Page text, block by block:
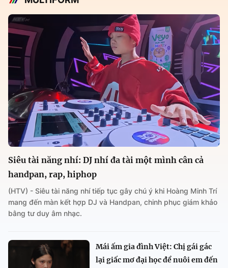
Siêu tài năng nhí: DJ nhí đa tài một mình cân cả
handpan, rap, hiphop
(HTV) - Siêu tài năng nhí tiếp tục gây chú ý khi Hoàng Minh Trí
mang đến màn kết hợp DJ và Handpan, chinh phục giám khảo
bằng tư duy âm nhạc.
Mái ấm gia đình Việt: Chị gái gác
lại giấc mơ đại học để nuôi em đến